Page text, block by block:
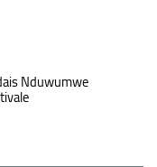
Nduwumwe